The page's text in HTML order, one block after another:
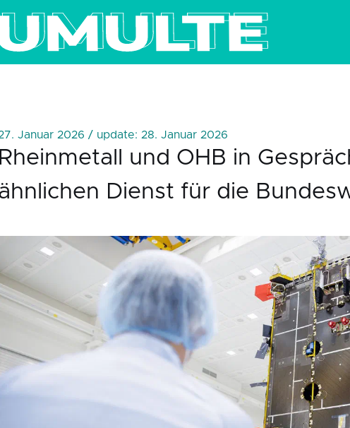
Januar 2026 / update: 28. Januar 2026
Rheinmetall und OHB in
Dienst für die